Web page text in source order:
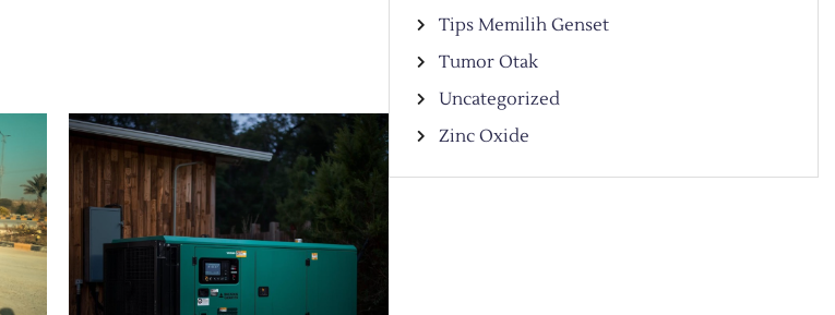
Tips Memilih Genset
Tumor Otak
Uncategorized
Zinc Oxide